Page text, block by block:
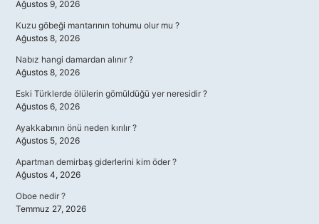
Ağustos 9, 2026
Kuzu göbeği mantarının tohumu olur mu ?
Ağustos 8, 2026
Nabız hangi damardan alınır ?
Ağustos 8, 2026
Eski Türklerde ölülerin gömüldüğü yer neresidir ?
Ağustos 6, 2026
Ayakkabının önü neden kırılır ?
Ağustos 5, 2026
Apartman demirbaş giderlerini kim öder ?
Ağustos 4, 2026
Oboe nedir ?
Temmuz 27, 2026